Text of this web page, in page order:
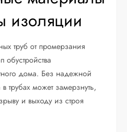
изоляции
труб от промерзания
дома. Без надежной
трубах может замерзнуть,
и выходу из строя